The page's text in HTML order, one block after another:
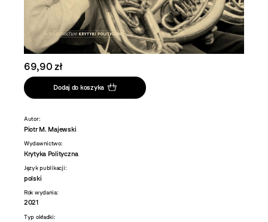
69,90 zł
Dodaj do koszyka
Autor:
Piotr M. Majewski
Wydawnictwo:
Krytyka Polityczna
Język publikacji:
polski
Rok wydania:
2021
Typ okładki: